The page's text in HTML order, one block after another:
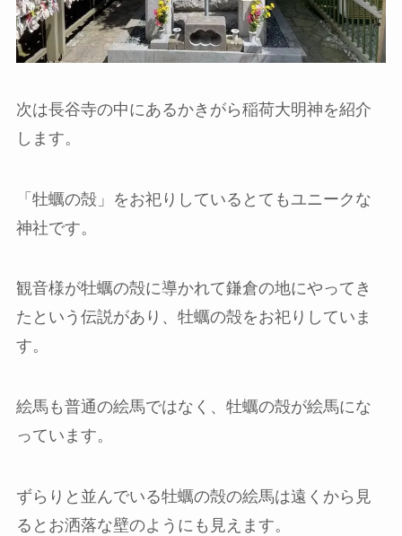
次は長谷寺の中にあるかきがら稲荷大明神を紹介
します。
「牡蠣の殻」をお祀りしているとてもユニークな
神社です。
観音様が牡蠣の殻に導かれて鎌倉の地にやってき
たという伝説があり、牡蠣の殻をお祀りしていま
す。
絵馬も普通の絵馬ではなく、牡蠣の殻が絵馬にな
っています。
ずらりと並んでいる牡蠣の殻の絵馬は遠くから見
るとお洒落な壁のようにも見えます。